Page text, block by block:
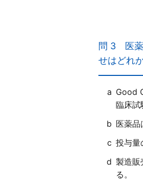
試験、
問 3 医
せはどれか
a Good
臨床試
b 医薬品
c 投与量
d 製造
る。